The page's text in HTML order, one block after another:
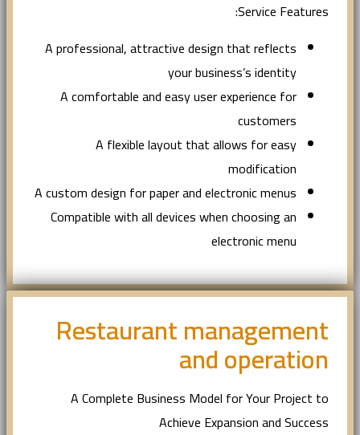
Service Features:
A professional, attractive design that reflects
your business’s identity
A comfortable and easy user experience for
customers
A flexible layout that allows for easy
modification
A custom design for paper and electronic menus
Compatible with all devices when choosing an
electronic menu
Restaurant management
and operation
A Complete Business Model for Your Project to
Achieve Expansion and Success